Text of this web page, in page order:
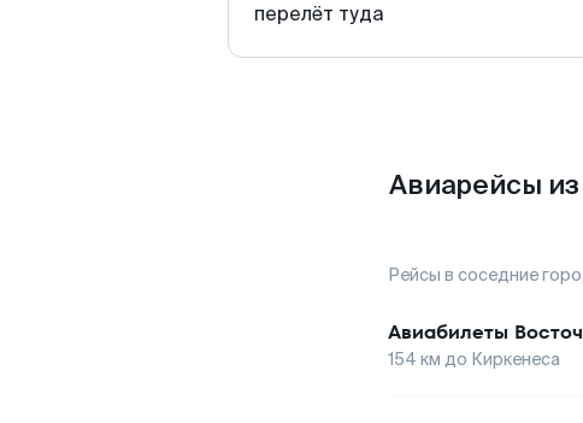
перелёт туда
Авиарейсы
Рейсы в соседние
Авиабилеты
154 км до Киркенеса